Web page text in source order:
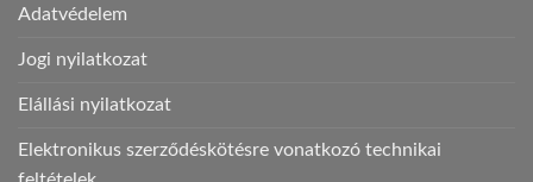
Adatvédelem
Jogi nyilatkozat
Elállási nyilatkozat
Elektronikus szerződéskötésre vonatkozó technikai